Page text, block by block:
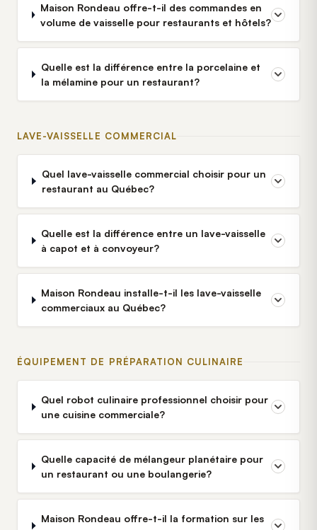
Maison Rondeau offre-t-il des commandes en
volume de vaisselle pour restaurants et hôtels?
Quelle est la différence entre la porcelaine et
la mélamine pour un restaurant?
LAVE-VAISSELLE COMMERCIAL
Quel lave-vaisselle commercial choisir pour un
restaurant au Québec?
Quelle est la différence entre un lave-vaisselle
à capot et à convoyeur?
Maison Rondeau installe-t-il les lave-vaisselle
commerciaux au Québec?
ÉQUIPEMENT DE PRÉPARATION CULINAIRE
Quel robot culinaire professionnel choisir pour
une cuisine commerciale?
Quelle capacité de mélangeur planétaire pour
un restaurant ou une boulangerie?
Maison Rondeau offre-t-il la formation sur les